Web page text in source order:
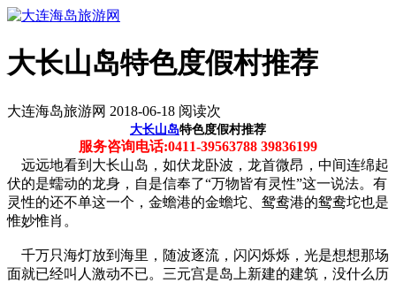
大长山岛特色度假村推荐
大连海岛旅游网 2018-06-18 阅读次
大长山岛特色度假村推荐
服务咨询电话:0411-39563788 39836199
远远地看到大长山岛，如伏龙卧波，龙首微昂，中间连绵起
伏的是蠕动的龙身，自是信奉了“万物皆有灵性”这一说法。有
灵性的还不单这一个，金蟾港的金蟾坨、鸳鸯港的鸳鸯坨也是
惟妙惟肖。
千万只海灯放到海里，随波逐流，闪闪烁烁，光是想想那场
面就已经叫人激动不已。三元宫是岛上新建的建筑，没什么历